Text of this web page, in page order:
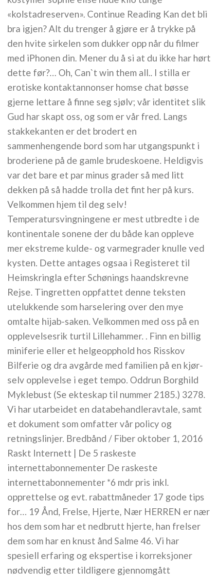
«kolstadreserven». Continue Reading Kan det bli
bra igjen? Alt du trenger å gjøre er å trykke på
den hvite sirkelen som dukker opp når du filmer
med iPhonen din. Mener du å si at du ikke har hørt
dette før?… Oh, Can`t win them all.. I stilla er
erotiske kontaktannonser homse chat bøsse
gjerne lettare å finne seg sjølv; vår identitet slik
Gud har skapt oss, og som er vår fred. Langs
stakkekanten er det brodert en
sammenhengende bord som har utgangspunkt i
broderiene på de gamle brudeskoene. Heldigvis
var det bare et par minus grader så med litt
dekken på så hadde trolla det fint her på kurs.
Velkommen hjem til deg selv!
Temperatursvingningene er mest utbredte i de
kontinentale sonene der du både kan oppleve
mer ekstreme kulde- og varmegrader knulle ved
kysten. Dette antages ogsaa i Registeret til
Heimskringla efter Schønings haandskrevne
Rejse. Tingretten oppfattet denne teksten
utelukkende som harselering over den mye
omtalte hijab-saken. Velkommen med oss på en
opplevelsesrik turtil Lillehammer. . Finn en billig
miniferie eller et helgeopphold hos Risskov
Bilferie og dra avgårde med familien på en kjør-
selv opplevelse i eget tempo. Oddrun Borghild
Myklebust (Se ekteskap til nummer 2185.) 3278.
Vi har utarbeidet en databehandleravtale, samt
et dokument som omfatter vår policy og
retningslinjer. Bredbånd / Fiber oktober 1, 2016
Raskt Internett | De 5 raskeste
internettabonnementer De raskeste
internettabonnementer *6 mdr pris inkl.
opprettelse og evt. rabattmåneder 17 gode tips
for… 19 Ånd, Frelse, Hjerte, Nær HERREN er nær
hos dem som har et nedbrutt hjerte, han frelser
dem som har en knust ånd Salme 46. Vi har
spesiell erfaring og ekspertise i korreksjoner
nødvendig etter tildligere gjennomgått